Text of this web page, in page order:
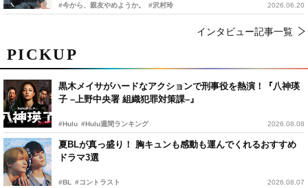
PICKUP
黒木メイサがハードなアクションで刑事役を熱演！『八神瑛
子 –上野中央署 組織犯罪対策課–』
#Hulu #Hulu週間ランキング 2026.08.08
夏BLが真っ盛り！ 胸キュンも感動も運んでくれるおすすめ
ドラマ3選
#BL #コントラスト 2026.08.07
#今から、親友やめようか。 #沢村玲 2026.06.20
インタビュー記事一覧